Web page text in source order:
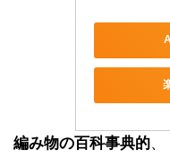
編み物の百科事典的、